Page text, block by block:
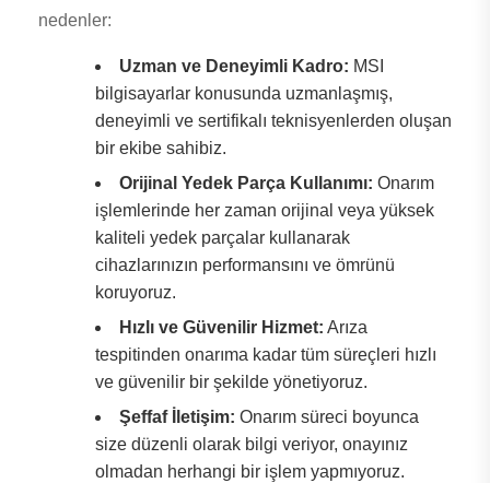
nedenler:
Uzman ve Deneyimli Kadro: MSI
bilgisayarlar konusunda uzmanlaşmış,
deneyimli ve sertifikalı teknisyenlerden oluşan
bir ekibe sahibiz.
Orijinal Yedek Parça Kullanımı: Onarım
işlemlerinde her zaman orijinal veya yüksek
kaliteli yedek parçalar kullanarak
cihazlarınızın performansını ve ömrünü
koruyoruz.
Hızlı ve Güvenilir Hizmet: Arıza
tespitinden onarıma kadar tüm süreçleri hızlı
ve güvenilir bir şekilde yönetiyoruz.
Şeffaf İletişim: Onarım süreci boyunca
size düzenli olarak bilgi veriyor, onayınız
olmadan herhangi bir işlem yapmıyoruz.